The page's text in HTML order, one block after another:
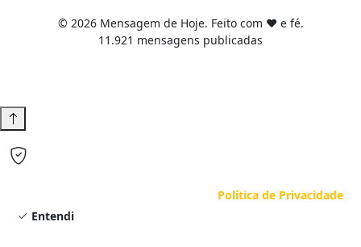
© 2026 Mensagem de Hoje. Feito com ❤️ e fé.
11.921 mensagens publicadas
Política de Privacidade
Entendi